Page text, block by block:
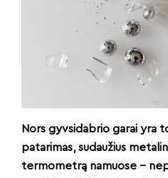
Nors gyvsidabrio garai yra
patarimas, sudaužius
termometrą namuose –